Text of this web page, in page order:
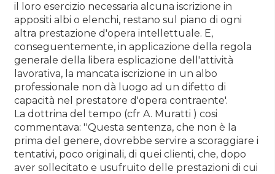
il loro esercizio necessaria alcuna iscrizione in
appositi albi o elenchi, restano sul piano di ogni
altra prestazione d'opera intellettuale. E,
conseguentemente, in applicazione della regola
generale della libera esplicazione dell'attività
lavorativa, la mancata iscrizione in un albo
professionale non dà luogo ad un difetto di
capacità nel prestatore d'opera contraente'.
La dottrina del tempo (cfr A. Muratti ) cosi
commentava: ''Questa sentenza, che non è la
prima del genere, dovrebbe servire a scoraggiare i
tentativi, poco originali, di quei clienti, che, dopo
aver sollecitato e usufruito delle prestazioni di cui